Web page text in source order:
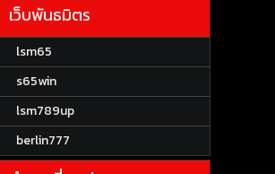
เว็บพันธมิตร
lsm65
s65win
lsm789up
berlin777